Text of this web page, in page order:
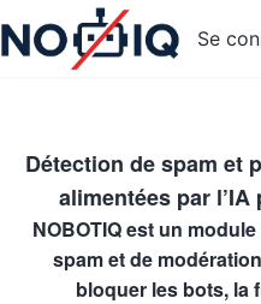
User
Se
Détection de spam et
alimentées par
NOBOTIQest un
spam et de
bloquer les bots, la